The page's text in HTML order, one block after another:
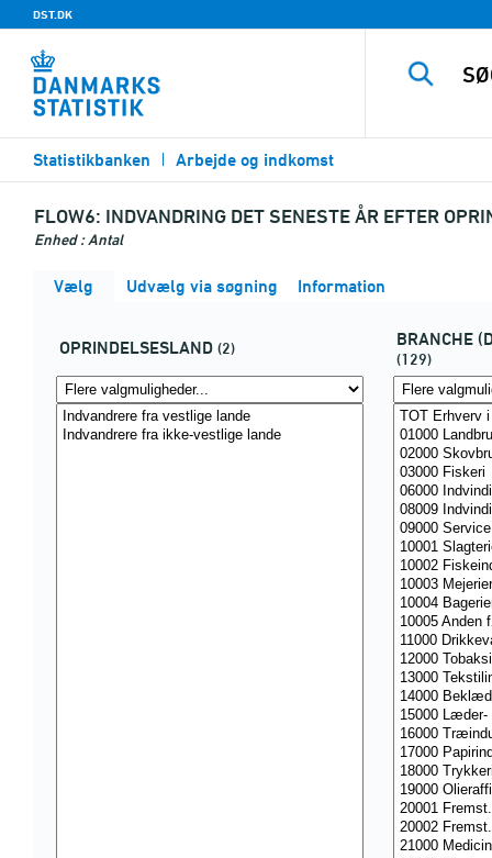
DST.DK
Statistikbanken Arbejde og indkomst
FLOW6: INDVANDRING DET SENESTE ÅR EFTER
Enhed : Antal
Vælg Udvælg via søgning Information
OPRINDELSESLAND (2) BRANCHE
(129)